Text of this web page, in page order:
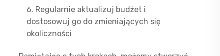
Regularnie aktualizuj budżet i
dostosowuj go do zmieniających się
okoliczności